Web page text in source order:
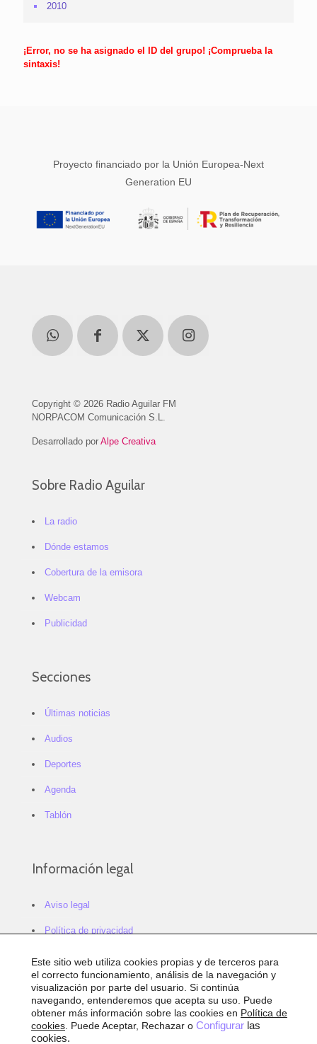
2010
¡Error, no se ha asignado el ID del grupo! ¡Comprueba la
sintaxis!
Proyecto financiado por la Unión Europea-Next
Generation EU
Copyright © 2026 Radio Aguilar FM
NORPACOM Comunicación S.L.
Desarrollado por Alpe Creativa
Sobre Radio Aguilar
La radio
Dónde estamos
Cobertura de la emisora
Webcam
Publicidad
Secciones
Últimas noticias
Audios
Deportes
Agenda
Tablón
Información legal
Aviso legal
Política de privacidad
Política de cookies
Configurar cookies
Sitemap
Accesibilidad
Este sitio web utiliza cookies propias y de terceros para
el correcto funcionamiento, análisis de la navegación y
visualización por parte del usuario. Si continúa
navegando, entenderemos que acepta su uso. Puede
obtener más información sobre las cookies en Política de
cookies . Puede Aceptar, Rechazar o Configurar las
cookies.